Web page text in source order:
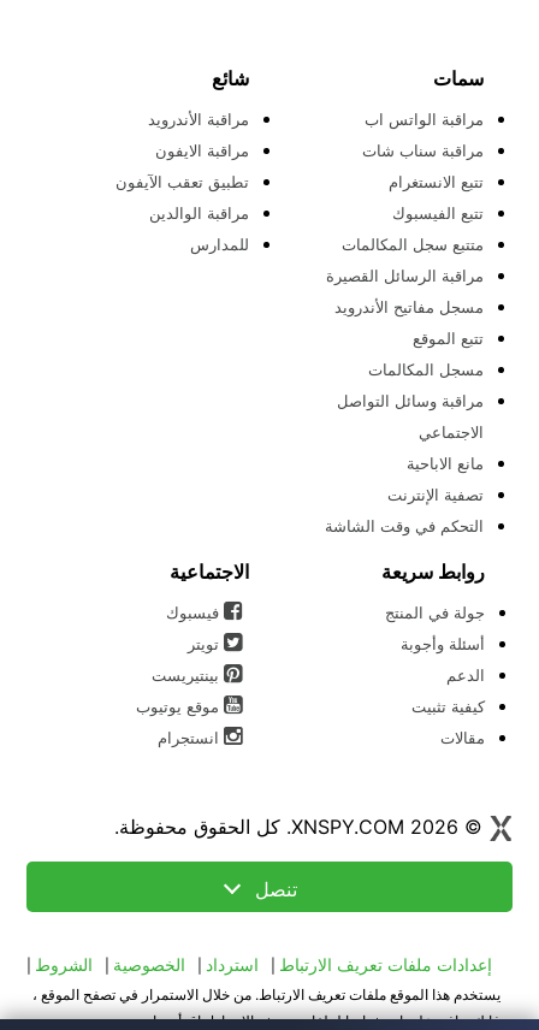
سمات
مراقبة الواتس اب
مراقبة سناب شات
تتبع الانستغرام
تتبع الفيسبوك
متتبع سجل المكالمات
مراقبة الرسائل القصيرة
مسجل مفاتيح الأندرويد
تتبع الموقع
مسجل المكالمات
مراقبة وسائل التواصل
الاجتماعي
مانع الاباحية
تصفية الإنترنت
التحكم في وقت الشاشة
شائع
مراقبة الأندرويد
مراقبة الايفون
تطبيق تعقب الآيفون
مراقبة الوالدين
للمدارس
روابط سريعة
جولة في المنتج
أسئلة وأجوبة
الدعم
كيفية تثبيت
مقالات
الاجتماعية
فيسبوك
تويتر
بينتيريست
موقع يوتيوب
انستجرام
© 2026 XNSPY.COM. كل الحقوق محفوظة.
تنصل
الشروط الخصوصية استرداد إعدادات ملفات تعريف الارتباط
يستخدم هذا الموقع ملفات تعريف الارتباط. من خلال الاستمرار في تصفح الموقع ،
فإنك توافق على استخدامنا لملفات تعريف الارتباط. اقرأ سياسة